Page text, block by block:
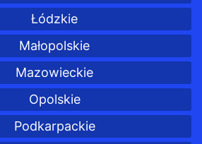
Łódzkie
Małopolskie
Mazowieckie
Opolskie
Podkarpackie